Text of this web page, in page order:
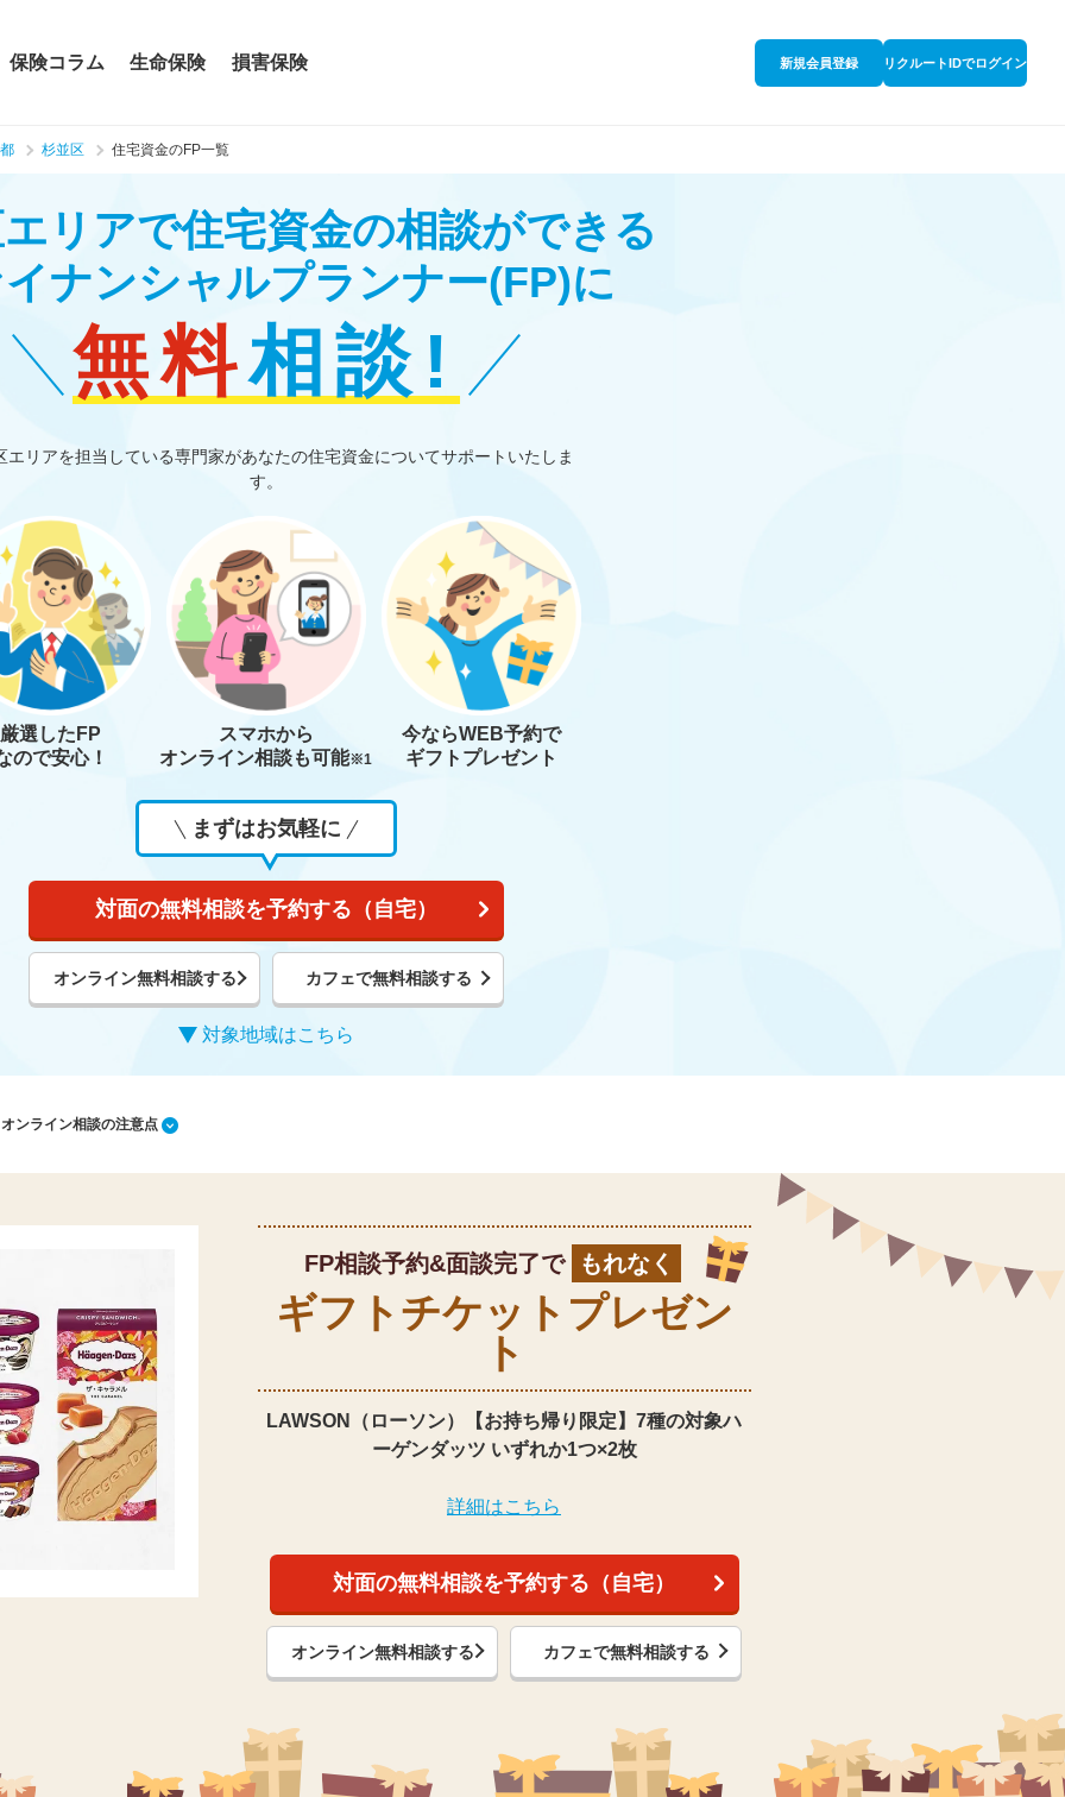
保険コラム 生命保険 損害保険 新規会員登録 リクルートIDでログイン
杉並区 住宅資金のFP一覧
リアで住宅資金の相談ができる
ナンシャルプランナー(FP)に
無料相談!
エリアを担当している専門家があなたの住宅資金についてサポートいたしま
す。
厳選したFP
ので安心！
スマホから
オンライン相談も可能※1
今ならWEB予約で
ギフトプレゼント
まずはお気軽に
対面の無料相談を予約する（自宅）
オンライン無料相談する カフェで無料相談する
対象地域はこちら
ンライン相談の注意点
FP相談予約&面談完了で もれなく
ギフトチケット プレゼン
ト
LAWSON（ローソン）【お持ち帰り限定】 7種の対象ハ
ーゲンダッツ いずれか1つ×2枚
詳細はこちら
対面の無料相談を予約する（自宅）
オンライン無料相談する カフェで無料相談する